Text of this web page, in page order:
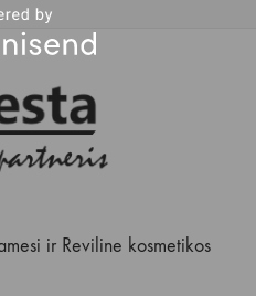
ir Reviline kosmetikos